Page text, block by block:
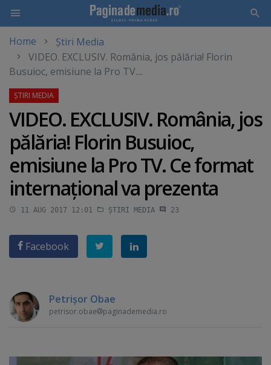
main
content
Home
Știri Media
VIDEO. EXCLUSIV. România, jos pălăria! Florin
Busuioc, emisiune la Pro TV....
VIDEO. EXCLUSIV. România, jos
pălăria! Florin Busuioc,
emisiune la Pro TV. Ce format
internaţional va prezenta
11 AUG 2017 12:01 ȘTIRI MEDIA 23
Facebook
Petrişor Obae
petrisor.obae paginademedia.ro